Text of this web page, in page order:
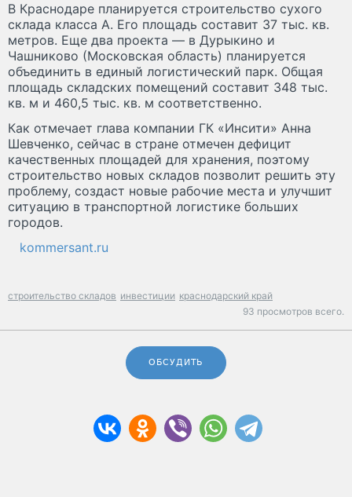
В Краснодаре планируется строительство сухого
склада класса А. Его площадь составит 37 тыс. кв.
метров. Еще два проекта — в Дурыкино и
Чашниково (Московская область) планируется
объединить в единый логистический парк. Общая
площадь складских помещений составит 348 тыс.
кв. м и 460,5 тыс. кв. м соответственно.
Как отмечает глава компании ГК «Инсити» Анна
Шевченко, сейчас в стране отмечен дефицит
качественных площадей для хранения, поэтому
строительство новых складов позволит решить эту
проблему, создаст новые рабочие места и улучшит
ситуацию в транспортной логистике больших
городов.
kommersant.ru
строительство складов инвестиции краснодарский край
93 просмотров всего.
ОБСУДИТЬ